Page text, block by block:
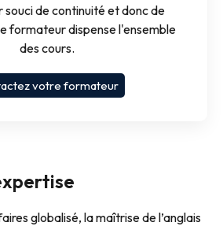
de continuité et donc de
formateur dispense l'ensemble
des cours.
votre formateur
globalisé, la maîtrise de l’anglais